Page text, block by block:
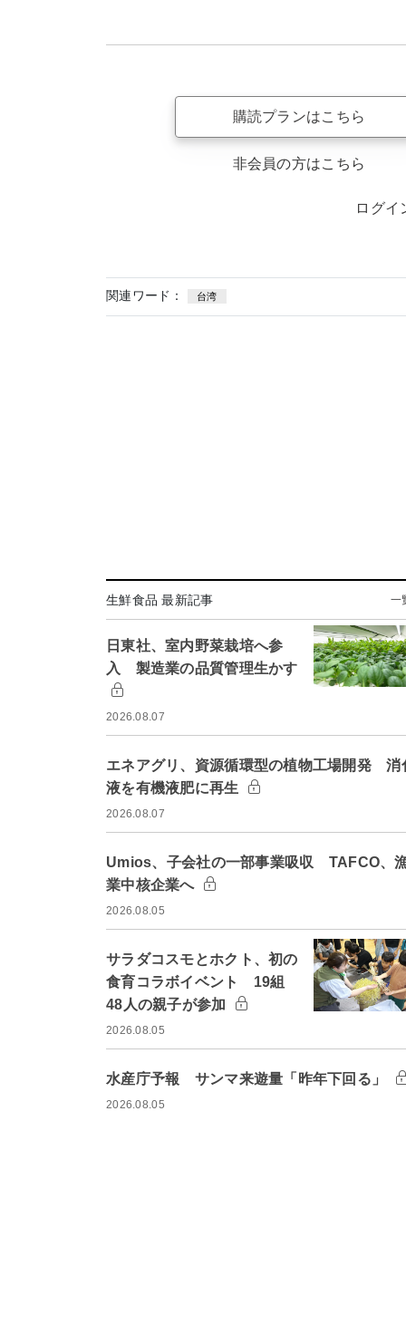
購読プランはこちら
非会員の方はこちら
ログイ
関連ワード： 台湾
生鮮食品 最新記事 一
日東社、室内野菜栽培へ参
入 製造業の品質管理生かす
2026.08.07
エネアグリ、資源循環型の植物工場開発 消
液を有機液肥に再生
2026.08.07
Umios、子会社の一部事業吸収 TAFCO、
業中核企業へ
2026.08.05
サラダコスモとホクト、初の
食育コラボイベント 19組
48人の親子が参加
2026.08.05
水産庁予報 サンマ来遊量「昨年下回る」
2026.08.05